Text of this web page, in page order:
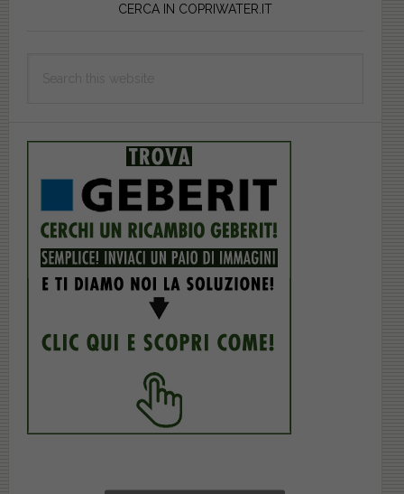
CERCA IN COPRIWATER.IT